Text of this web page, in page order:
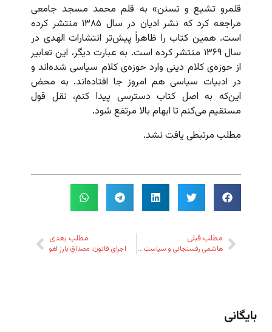
قلمرو تشیع و تسنن» به قلم محمد مسجد جامعی
مراجعه کرد که نشر ادیان در سال ۱۳۸۵ منتشر کرده
است. همین کتاب را ظاهراً پیش‌تر انتشارات الهدی در
سال ۱۳۶۹ منتشر کرده است. به عبارت دیگر، این تعابیر
از حوزه‌ی کلام دینی وارد حوزه‌ی کلام سیاسی شده‌اند و
در ادبیات سیاسی هم امروز جا افتاده‌اند. به محض
این‌که به اصل کتاب دسترسی پیدا کنم، نقل قول
مستقیم می‌کنم تا ابهام بالا مرتفع شود.
مطلب مرتبطی یافت نشد.
مطلب قبلی
هاشمی رفسنجانی و سیاستِ حکمت
مطلب بعدی
اجرای قانون: مصداقِ بارزِ لغو
بایگانی